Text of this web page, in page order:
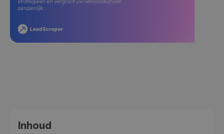
Inhoud